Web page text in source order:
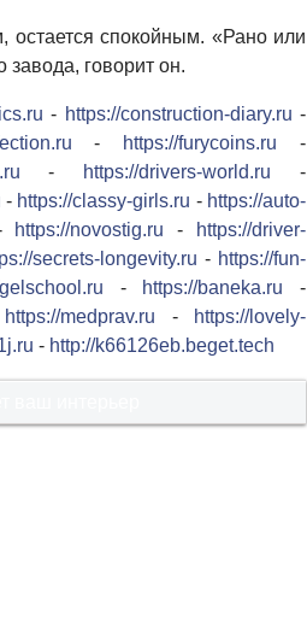
остается спокойным. «Рано или
завода, говорит он.
- https://construction-diary.ru -
- https://furycoins.ru -
- https://drivers-world.ru -
- https://classy-girls.ru - https://auto-
https://novostig.ru -
https://driver-
secrets-longevity.ru - https://fun-
- https://baneka.ru -
https://medprav.ru -
https://lovely-
- http://k66126eb.beget.tech